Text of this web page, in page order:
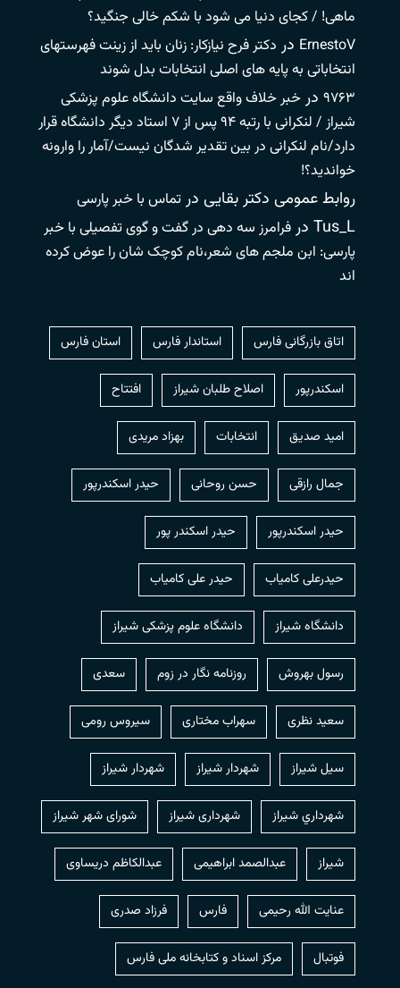
ماهی! / کجای دنیا می شود با شکم خالی جنگید؟
ErnestoV در دکتر فرح نیازکار: زنان باید از زینت فهرستهای
انتخاباتی به پایه های اصلی انتخابات بدل شوند
۹۷۶۳ در خبر خلاف واقع سایت دانشگاه علوم پزشکی
شیراز / لنکرانی با رتبه ۹۴ پس از ۷ استاد دیگر دانشگاه قرار
دارد/نام لنکرانی در بین تقدیر شدگان نیست/آمار را وارونه
خواندید؟!
روابط عمومی دکتر بقایی در تماس با خبر پارسی
Tus_L در فرامرز سه دهی در گفت و گوی تفصیلی با خبر
پارسی: ابن ملجم های شعر،نام کوچک شان را عوض کرده
اند
اتاق بازرگانی فارس استاندار فارس استان فارس
اسکندرپور اصلاح طلبان شیراز افتتاح
امید صدیق انتخابات بهزاد مریدی
جمال رازقی حسن روحانی حيدر اسكندرپور
حیدر اسکندرپور حیدر اسکندر پور
حیدرعلی کامیاب حیدر علی کامیاب
دانشگاه شیراز دانشگاه علوم پزشکی شیراز
رسول بهروش روزنامه نگار در زوم سعدی
سعید نظری سهراب مختاری سیروس رومی
سیل شیراز شهردار شيراز شهردار شیراز
شهرداري شيراز شهرداری شیراز شورای شهر شیراز
شیراز عبدالصمد ابراهیمی عبدالکاظم دریساوی
عنایت الله رحیمی فارس فرزاد صدری
فوتبال مرکز اسناد و کتابخانه ملی فارس